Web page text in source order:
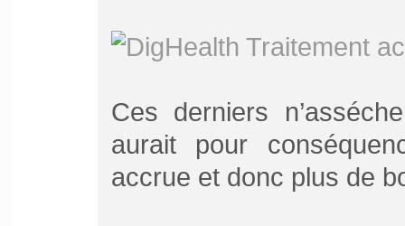
Ces derniers
aurait pour
accrue et donc plus de